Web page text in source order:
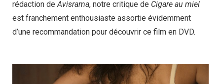
rédaction deAvisrama, notre critique de Cigare au miel
est franchement enthousiaste assortie évidemment
d’une recommandation pour découvrir ce film en DVD.